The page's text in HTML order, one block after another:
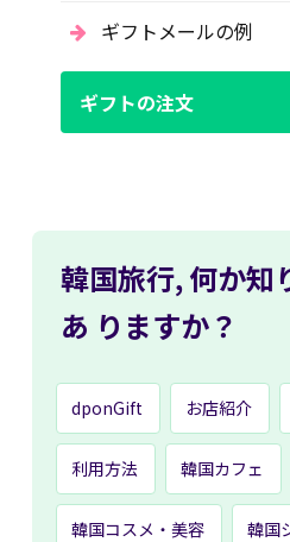
ギフトメールの例
ギフトの注文
韓国旅行, 何か知
あ りますか？
dponGift お店紹介
利用方法 韓国カフェ
韓国コスメ・美容 韓国